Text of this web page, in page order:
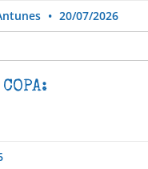
20/07/2026